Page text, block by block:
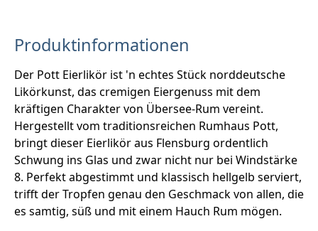
Produktinformationen
Der Pott Eierlikör ist 'n echtes Stück norddeutsche
Likörkunst, das cremigen Eiergenuss mit dem
kräftigen Charakter von Übersee-Rum vereint.
Hergestellt vom traditionsreichen Rumhaus Pott,
bringt dieser Eierlikör aus Flensburg ordentlich
Schwung ins Glas und zwar nicht nur bei Windstärke
8. Perfekt abgestimmt und klassisch hellgelb serviert,
trifft der Tropfen genau den Geschmack von allen, die
es samtig, süß und mit einem Hauch Rum mögen.